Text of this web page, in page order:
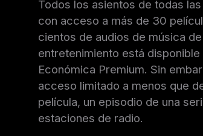
Todos los asientos de todas
con acceso a más de 30
cientos de audios de música
entretenimiento está
Económica Premium. Sin
acceso limitado a menos que
película, un episodio de una
estaciones de radio.